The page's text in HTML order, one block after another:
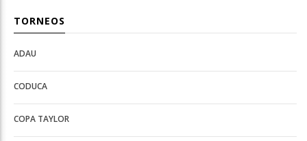
TORNEOS
Open
Deportes
configuration
options
Open
configuration
options
ADAU
CODUCA
COPA TAYLOR